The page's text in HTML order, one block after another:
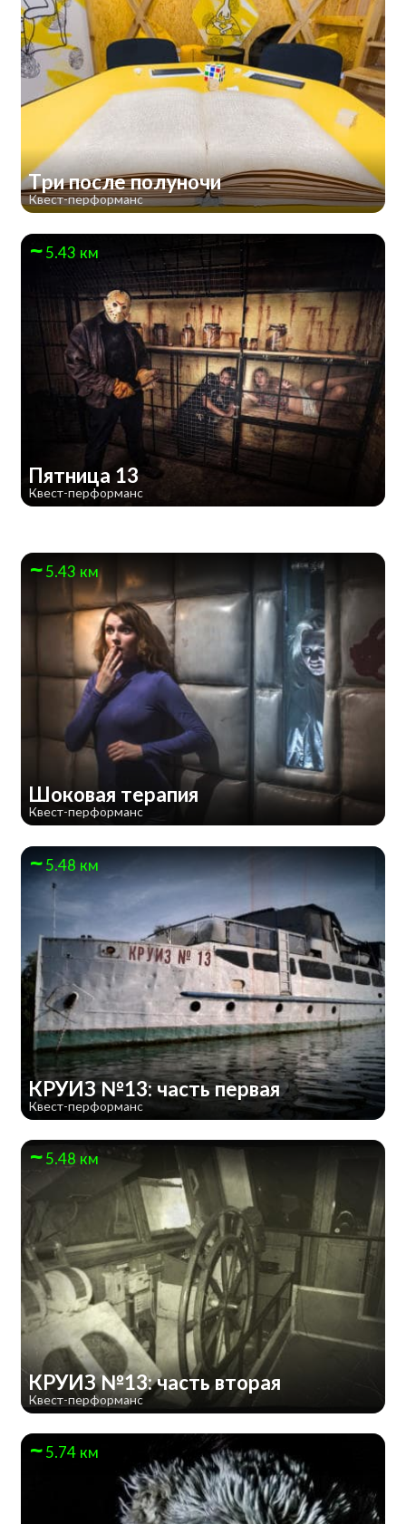
Три после полуночи
Квест-перформанс
5.43 км
Пятница 13
Квест-перформанс
5.43 км
Шоковая терапия
Квест-перформанс
5.48 км
КРУИЗ №13: часть первая
Квест-перформанс
5.48 км
КРУИЗ №13: часть вторая
Квест-перформанс
5.74 км